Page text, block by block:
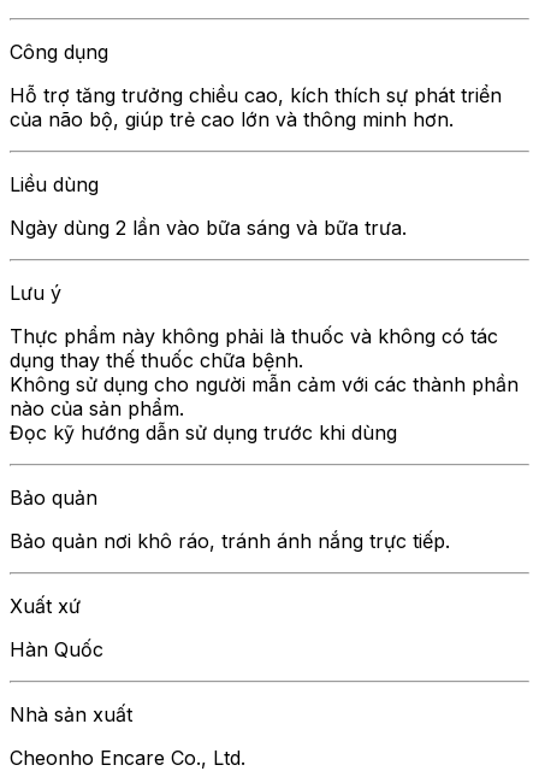
Công dụng
Hỗ trợ tăng trưởng chiều cao, kích thích sự phát triển
của não bộ, giúp trẻ cao lớn và thông minh hơn.
Liều dùng
Ngày dùng 2 lần vào bữa sáng và bữa trưa.
Lưu ý
Thực phẩm này không phải là thuốc và không có tác
dụng thay thế thuốc chữa bệnh.
Không sử dụng cho người mẫn cảm với các thành phần
nào của sản phẩm.
Đọc kỹ hướng dẫn sử dụng trước khi dùng
Bảo quản
Bảo quản nơi khô ráo, tránh ánh nắng trực tiếp.
Xuất xứ
Hàn Quốc
Nhà sản xuất
Cheonho Encare Co., Ltd.